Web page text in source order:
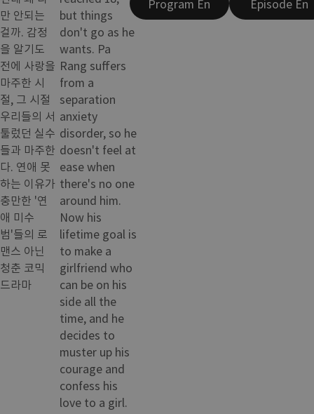
만 안되는
걸까. 감정
을 알기도
전에 사랑을
마주한 시
절, 그 시절
우리들의 서
툴렀던 실수
들과 마주한
다. 연애 못
하는 이유가
충만한 '연
애 미수
범'들의 로
맨스 아닌
청춘 코믹
드라마
but things
don't go as he
wants. Pa
Rang suffers
from a
separation
anxiety
disorder, so he
doesn't feel at
ease when
there's no one
around him.
Now his
lifetime goal is
to make a
girlfriend who
can be on his
side all the
time, and he
decides to
muster up his
courage and
confess his
love to a girl.